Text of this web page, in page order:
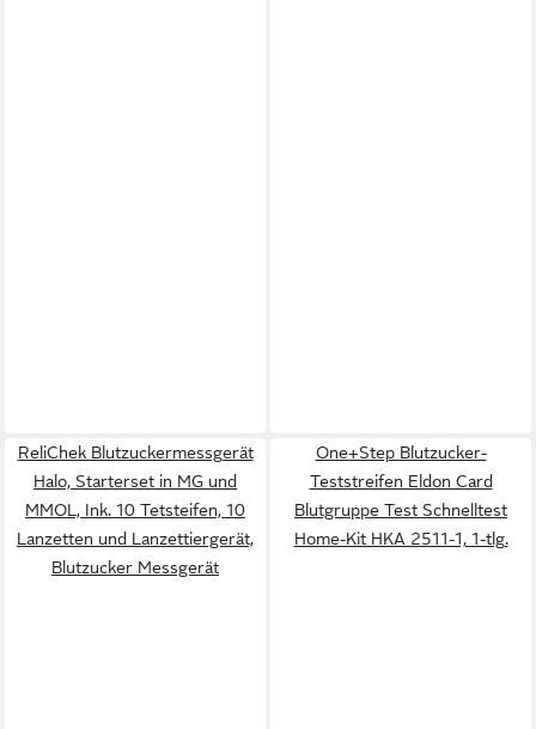
ReliChek Blutzuckermessgerät
Halo, Starterset in MG und
MMOL, Ink. 10 Tetsteifen, 10
Lanzetten und Lanzettiergerät,
Blutzucker Messgerät
One+Step Blutzucker-
Teststreifen Eldon Card
Blutgruppe Test Schnelltest
Home-Kit HKA 2511-1, 1-tlg.